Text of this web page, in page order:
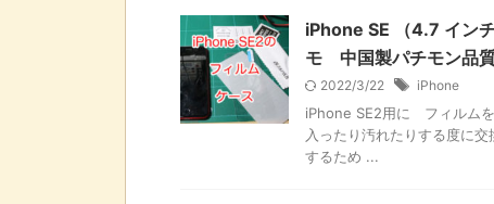
iPhone SE （4.7 イン
モ 中国製パチモン品
2022/3/22 iPhone
iPhone SE2用に フィルムを
入ったり汚れたりする度に
するため ...